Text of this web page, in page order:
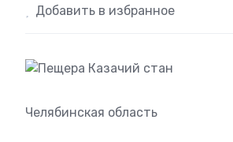
Добавить в избранное
Челябинская область